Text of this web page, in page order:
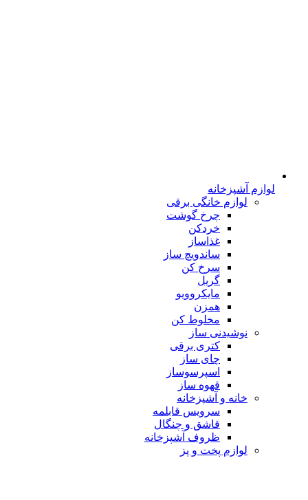
لوازم آشپزخانه
لوازم خانگی برقی
چرخ گوشت
خردکن
غذاساز
ساندویچ ساز
سرخ کن
گریل
مایکروویو
همزن
مخلوط کن
نوشیدنی ساز
کتری برقی
چای ساز
اسپرسوساز
قهوه ساز
خانه و آشپزخانه
سرویس قابلمه
قاشق و چنگال
ظروف آشپزخانه
لوازم پخت و پز